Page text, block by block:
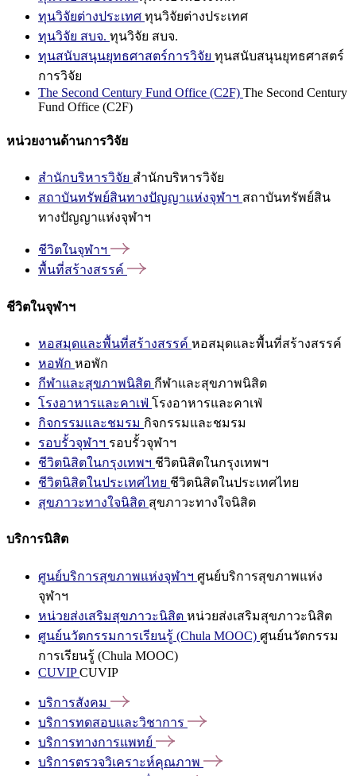
ทุนวิจัยต่างประเทศ ทุนวิจัยต่างประเทศ
ทุนวิจัย สบจ. ทุนวิจัย สบจ.
ทุนสนับสนุนยุทธศาสตร์การวิจัย ทุนสนับสนุนยุทธศาสตร์
การวิจัย
The Second Century Fund Office (C2F) The Second Century
Fund Office (C2F)
หน่วยงานด้านการวิจัย
สำนักบริหารวิจัย สำนักบริหารวิจัย
สถาบันทรัพย์สินทางปัญญาแห่งจุฬาฯ สถาบันทรัพย์สิน
ทางปัญญาแห่งจุฬาฯ
ชีวิตในจุฬาฯ
พื้นที่สร้างสรรค์
ชีวิตในจุฬาฯ
หอสมุดและพื้นที่สร้างสรรค์ หอสมุดและพื้นที่สร้างสรรค์
หอพัก หอพัก
กีฬาและสุขภาพนิสิต กีฬาและสุขภาพนิสิต
โรงอาหารและคาเฟ่ โรงอาหารและคาเฟ่
กิจกรรมและชมรม กิจกรรมและชมรม
รอบรั้วจุฬาฯ รอบรั้วจุฬาฯ
ชีวิตนิสิตในกรุงเทพฯ ชีวิตนิสิตในกรุงเทพฯ
ชีวิตนิสิตในประเทศไทย ชีวิตนิสิตในประเทศไทย
สุขภาวะทางใจนิสิต สุขภาวะทางใจนิสิต
บริการนิสิต
ศูนย์บริการสุขภาพแห่งจุฬาฯ ศูนย์บริการสุขภาพแห่ง
จุฬาฯ
หน่วยส่งเสริมสุขภาวะนิสิต หน่วยส่งเสริมสุขภาวะนิสิต
ศูนย์นวัตกรรมการเรียนรู้ (Chula MOOC) ศูนย์นวัตกรรม
การเรียนรู้ (Chula MOOC)
CUVIPCUVIP
บริการสังคม
บริการทดสอบและวิชาการ
บริการทางการแพทย์
บริการตรวจวิเคราะห์คุณภาพ